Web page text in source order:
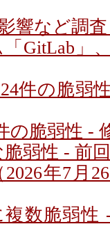
響など調
GitLab」
24件の脆
の脆弱性 -
脆弱性 - 前
年7月
複数脆弱